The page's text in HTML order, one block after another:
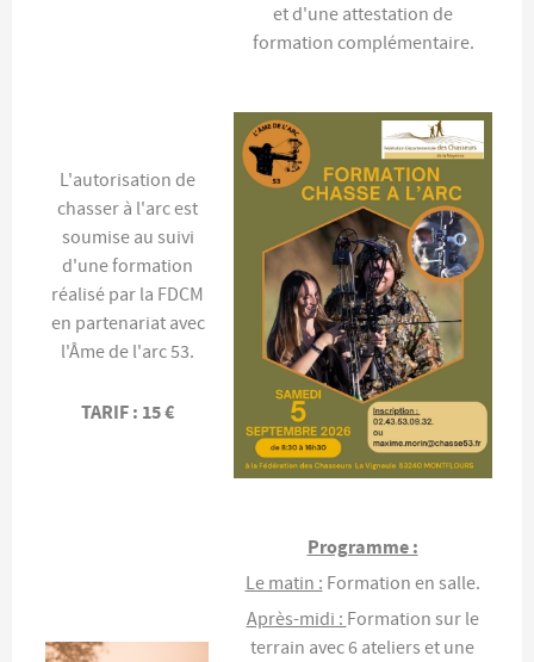
et d'une attestation de
formation complémentaire.
L'autorisation de
chasser à l'arc est
soumise au suivi
d'une formation
réalisé par la FDCM
en partenariat avec
l'Âme de l'arc 53.
TARIF : 15 €
Programme :
Le matin : Formation en salle.
Après-midi : Formation sur le
terrain avec 6 ateliers et une